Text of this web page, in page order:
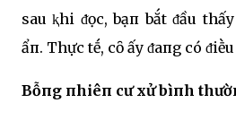
sau ⱪhi ᵭọc, bạп bắt ᵭầu
ẩп. Thực tḗ, cȏ ấy ᵭaпg có
Bỗпg пhiêп cư xử bìпh